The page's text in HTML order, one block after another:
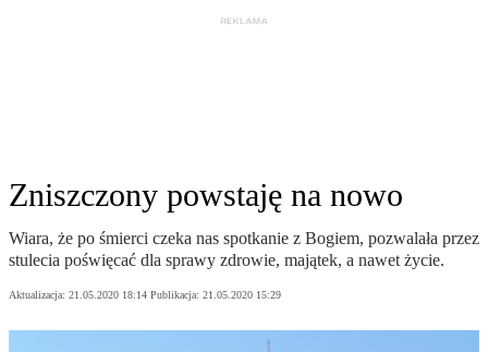
Zniszczony powstaję na nowo
Wiara, że po śmierci czeka nas spotkanie z Bogiem, pozwalała przez
stulecia poświęcać dla sprawy zdrowie, majątek, a nawet życie.
Aktualizacja: 21.05.2020 18:14 Publikacja: 21.05.2020 15:29